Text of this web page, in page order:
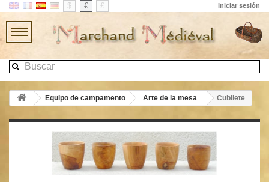
Iniciar sesión
$ € £
Equipo de campamento Arte de la mesa Cubilete